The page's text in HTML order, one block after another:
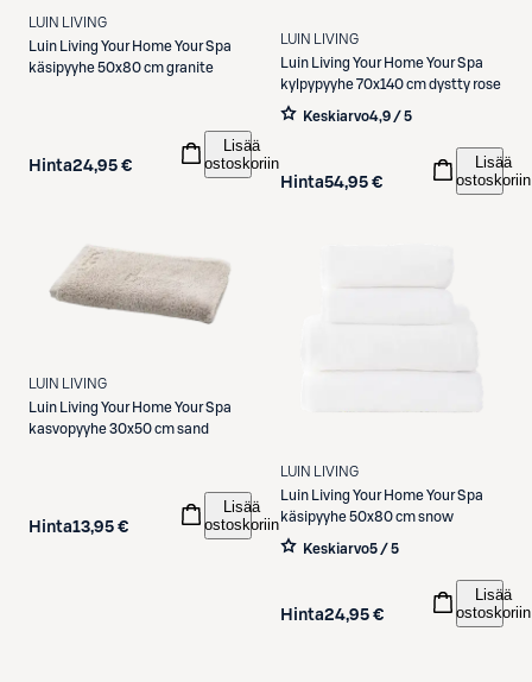
LUIN LIVING
Luin Living Your Home Your Spa
käsipyyhe 50x80 cm granite
Hinta24,95 €
Lisää
ostoskoriin
LUIN LIVING
Luin Living Your Home Your Spa
kylpypyyhe 70x140 cm dystty rose
Keskiarvo4,9 / 5
Hinta54,95 €
Lisää
ostoskoriin
LUIN LIVING
Luin Living Your Home Your Spa
kasvopyyhe 30x50 cm sand
Hinta13,95 €
Lisää
ostoskoriin
LUIN LIVING
Luin Living Your Home Your Spa
käsipyyhe 50x80 cm snow
Keskiarvo5 / 5
Hinta24,95 €
Lisää
ostoskoriin